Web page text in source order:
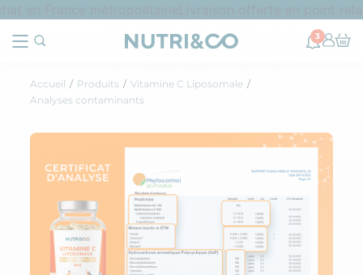
3
Accueil Produits
Vitamine C Liposomale
Analyses contaminants